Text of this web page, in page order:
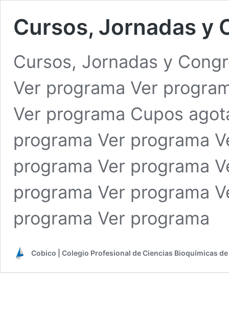
Cursos, Jornadas y
Cursos, Jornadas y
Ver programa Ver
Ver programa Cupos
programa Ver programa
programa Ver programa
programa Ver programa
programa Ver programa
Cobico | Colegio Profesional de Ciencias Bioquímicas